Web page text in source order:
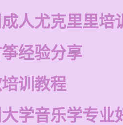
人尤克里里培
经验分享
训教程
学音乐学专业